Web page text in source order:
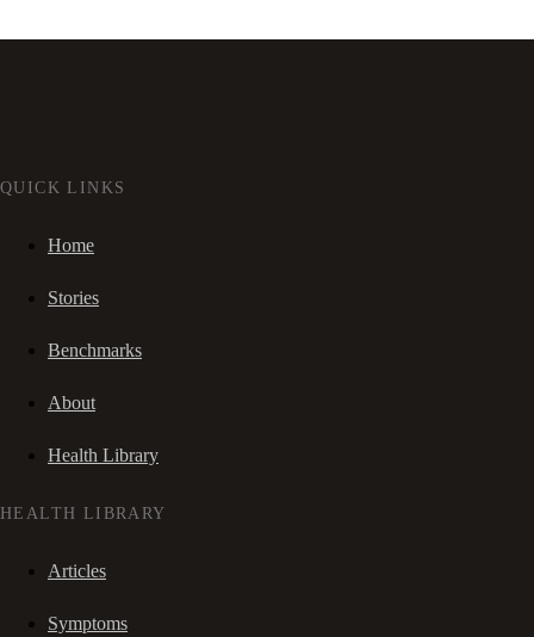
QUICK LINKS
Home
Stories
Benchmarks
About
Health Library
HEALTH LIBRARY
Articles
Symptoms